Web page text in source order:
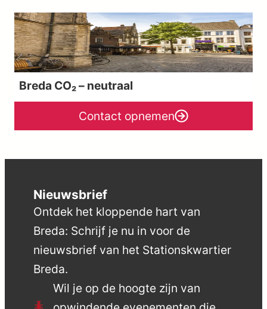
Breda CO₂ – neutraal
Contact opnemen
Nieuwsbrief
Ontdek het kloppende hart van
Breda: Schrijf je nu in voor de
nieuwsbrief van het Stationskwartier
Breda.
Wil je op de hoogte zijn van